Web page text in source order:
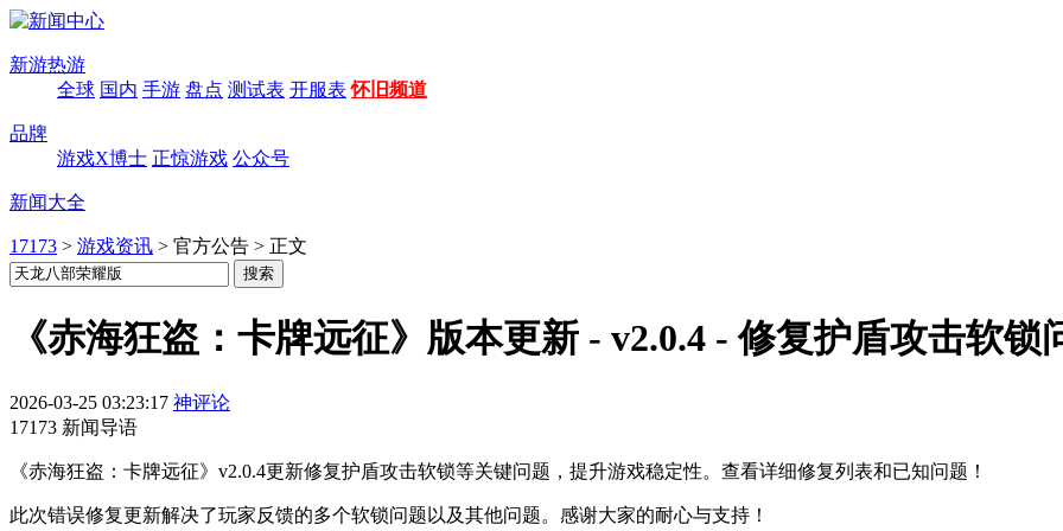
新游热游
全球 国内 手游 盘点 测试表 开服表 怀旧频道
品牌
游戏X博士 正惊游戏 公众号
新闻大全
17173 > 游戏资讯 > 官方公告 > 正文
《赤海狂盗：卡牌远征》版本更新 - v2.0.4 - 修复护盾攻击软锁
2026-03-25 03:23:17 神评论
17173 新闻导语
《赤海狂盗：卡牌远征》v2.0.4更新修复护盾攻击软锁等关键问题，提升游戏稳定性。查看详细修复列表和已知问题！
此次错误修复更新解决了玩家反馈的多个软锁问题以及其他问题。感谢大家的耐心与支持！